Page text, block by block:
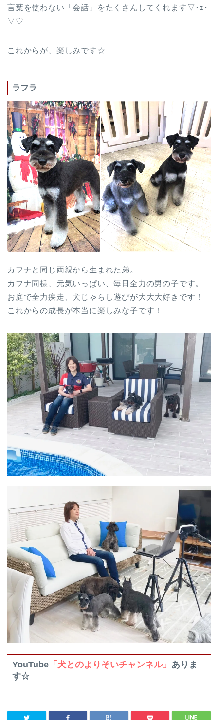
言葉を使わない「会話」をたくさんしてくれます▽･ｪ･
▽♡
これからが、楽しみです☆
ラフラ
カフナと同じ両親から生まれた弟。
カフナ同様、元気いっぱい、毎日全力の男の子です。
お庭で全力疾走、犬じゃらし遊びが大大大好きです！
これからの成長が本当に楽しみな子です！
YouTube 「犬とのよりそいチャンネル」 ありま
す☆